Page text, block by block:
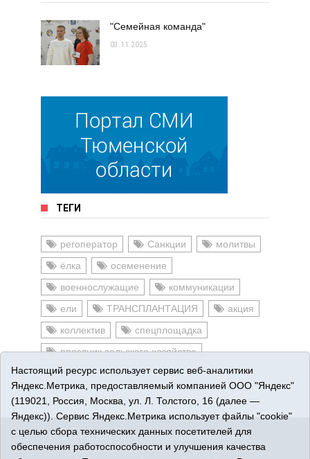
"Семейная команда"
03.11.2025
ТЕГИ
регоператор Санкции
молитвы
ёлка
осеменение
военнослужащие
коммуникации
ели
ТРАНСПЛАНТАЦИЯ
акция
коллектив
спецплощадка
праздник сельского хозяйства
диагноз
сайт
16+© 2015-2026 Сетевое издание «Омутинское».
Регистрационный номер СМИ Эл № ФС77-65144 от 28
Настоящий ресурс использует сервис веб-аналитики
Яндекс.Метрика, предоставляемый компанией ООО "Яндекс"
(119021, Россия, Москва, ул. Л. Толстого, 16 (далее —
Яндекс)). Сервис Яндекс.Метрика использует файлы "cookie"
с целью сбора технических данных посетителей для
обеспечения работоспособности и улучшения качества